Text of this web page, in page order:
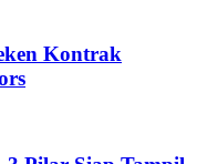
Kontrak